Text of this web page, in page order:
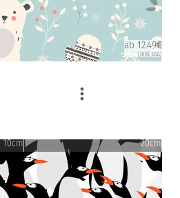
ab 12.49€
(inkl. USt)
10cm 20cm